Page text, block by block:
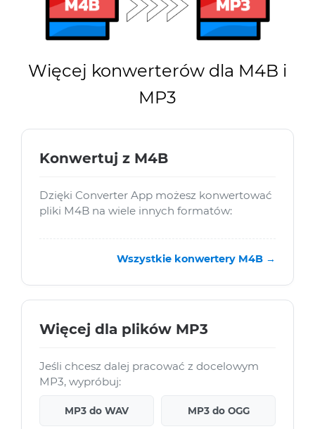
Więcej konwerterów dla M4B i
MP3
Konwertuj z M4B
Dzięki Converter App możesz konwertować
pliki M4B na wiele innych formatów:
Wszystkie konwertery M4B →
Więcej dla plików MP3
Jeśli chcesz dalej pracować z docelowym
MP3, wypróbuj:
MP3 do WAV MP3 do OGG